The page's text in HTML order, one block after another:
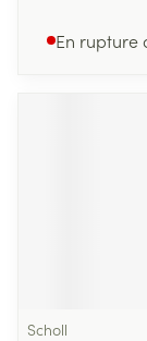
En rupture
Scholl